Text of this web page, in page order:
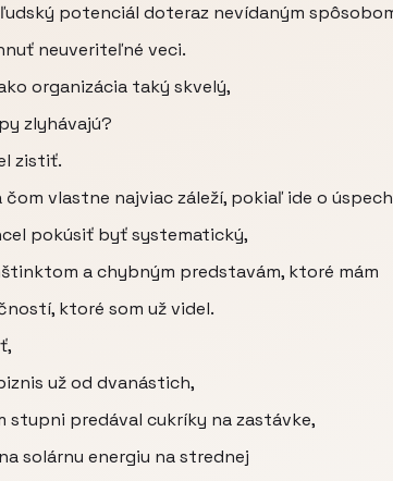
potenciál doteraz nevídaným
neuveriteľné veci.
organizácia taký skvelý,
zlyhávajú?
zistiť.
čom vlastne najviac záleží, pokiaľ ide o
pokúsiť byť systematický,
a chybným predstavám, ktoré mám
ktoré som už videl.
už od dvanástich,
stupni predával cukríky na zastávke,
solárnu energiu na strednej